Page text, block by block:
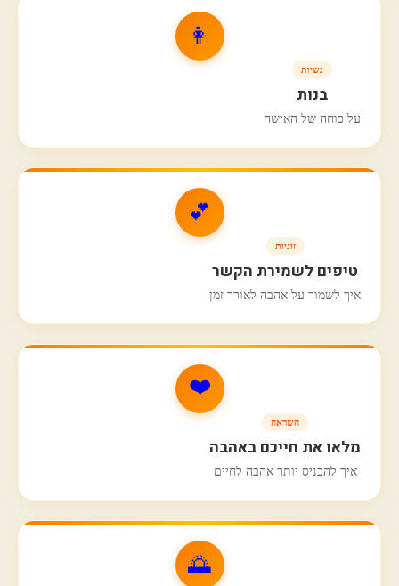
👩
נשיות
בנות
על כוחה של האישה
💕
זוגיות
טיפים לשמירת הקשר
איך לשמור על אהבה לאורך זמן
❤️
השראה
מלאו את חייכם באהבה
איך להכניס יותר אהבה לחיים
🌅